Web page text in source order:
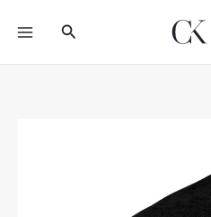
Search